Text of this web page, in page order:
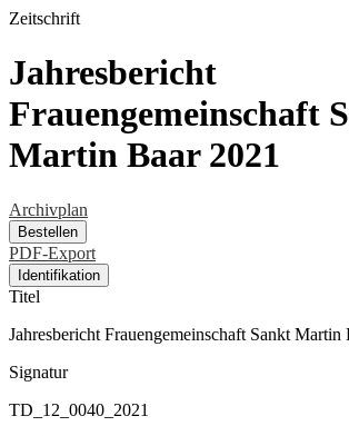
Zeitschrift
Jahresbericht
Frauengemeinschaft
Martin Baar 2021
Archivplan
Bestellen
PDF-Export
Identifikation
Titel
Jahresbericht Frauengemeinschaft Sankt Martin
Signatur
TD_12_0040_2021